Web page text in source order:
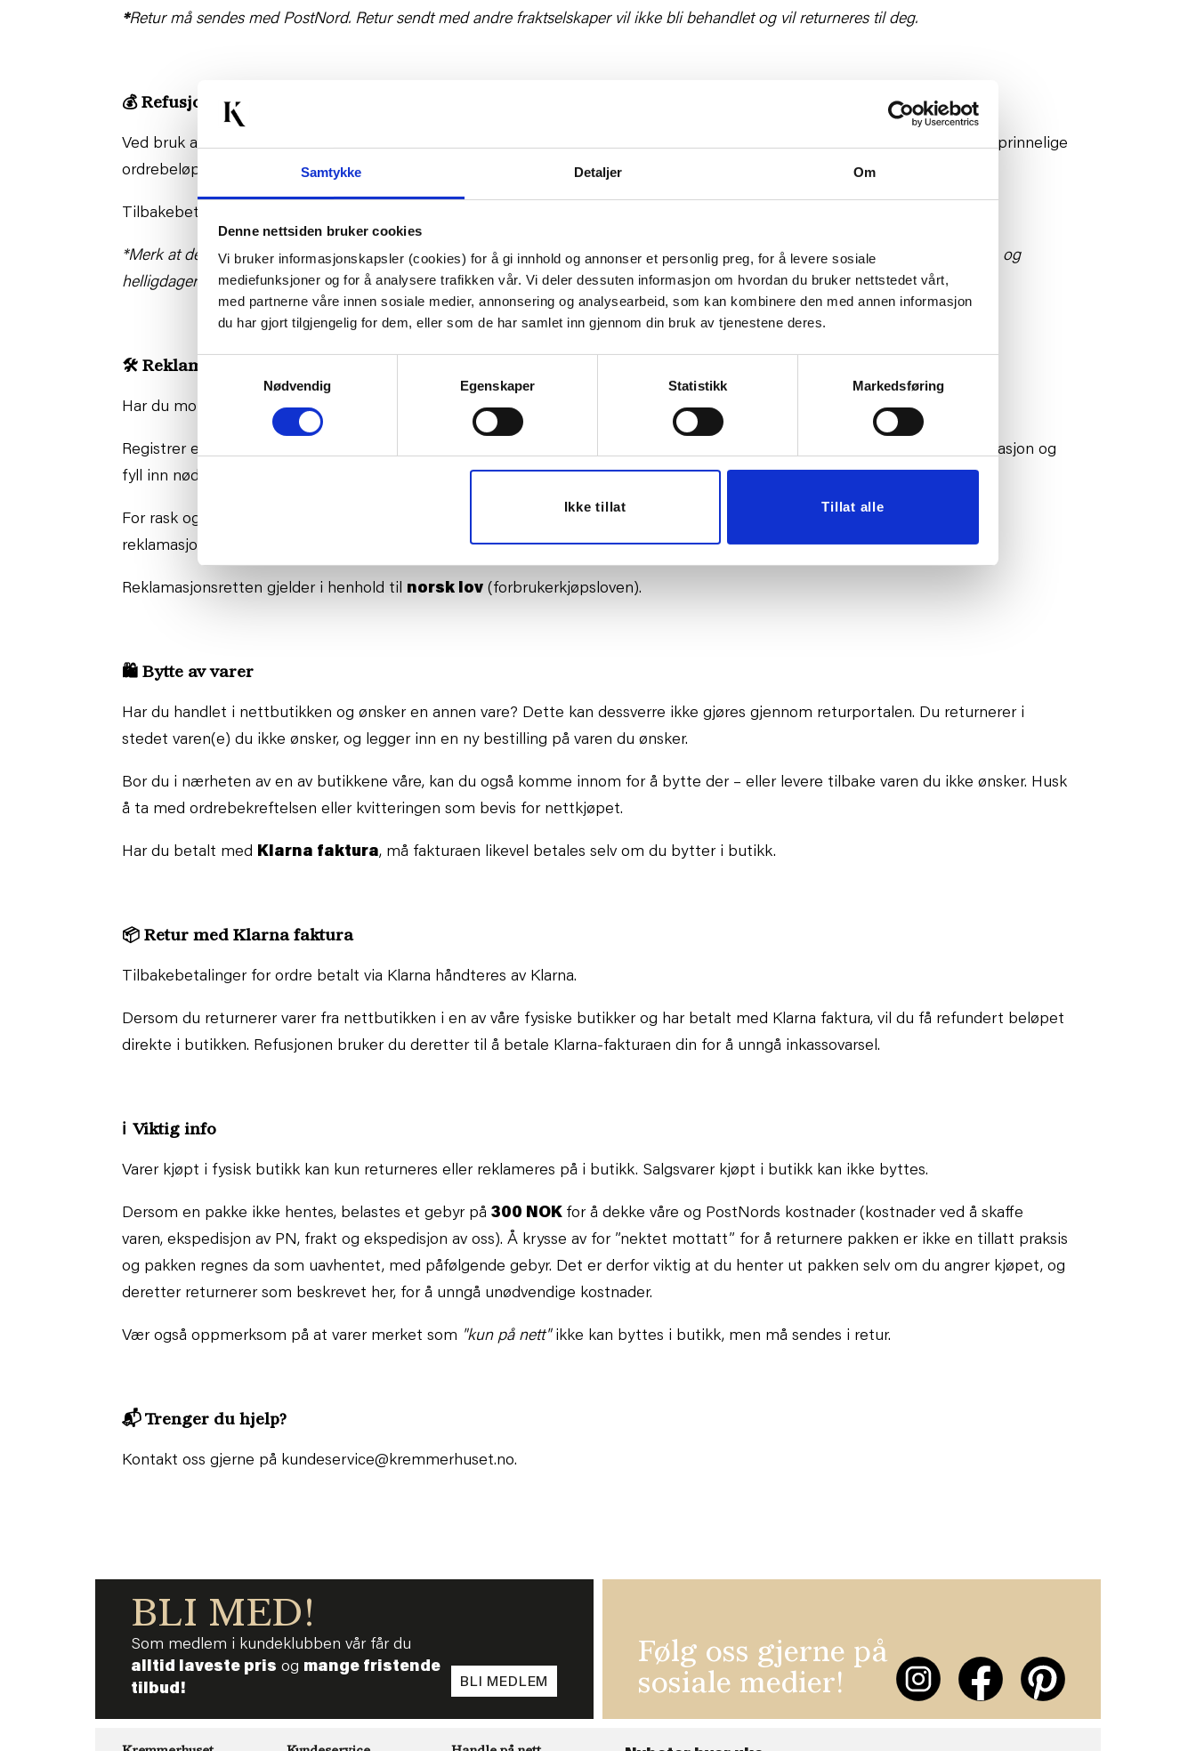
Samtykke Detaljer Om
Denne nettsiden bruker cookies
Vi bruker informasjonskapsler (cookies) for å gi innhold og annonser et personlig preg, for å levere sosiale
mediefunksjoner og for å analysere trafikken vår. Vi deler dessuten informasjon om hvordan du bruker nettstedet vårt,
med partnerne våre innen sosiale medier, annonsering og analysearbeid, som kan kombinere den med annen informasjon
du har gjort tilgjengelig for dem, eller som de har samlet inn gjennom din bruk av tjenestene deres.
Samtykkevalg
Nødvendig
Egenskaper Statistikk Markedsføring
Ikke tillat Tillat alle
*Retur må sendes med PostNord. Retur sendt med andre fraktselskaper vil ikke bli behandlet og vil returneres til deg.
💰Refusjon
Ved bruk av åpent kjøp har du 30 dager til å returnere varen. En frakt- og behandlingskostnad på 50 NOK trekkes fra det opprinnelige
ordrebeløpet.
Tilbakebetaling skjer via Vipps eller Klarna, normalt innen 1–4 virkedager* etter at returen er godkjent.
*Merk at det kan ta opptil 14 virkedager før pengene er synlige på kontoen din – dette avhenger av din bank og eventuelle helge- og
helligdager.
🛠 Reklamasjon
Har du mottatt en vare med feil eller skade?
Registrer en reklamasjon i returportalen så snart som mulig etter at du har mottatt bestillingen. Velg alternativet for reklamasjon og
fyll inn nødvendig informasjon.
For rask og presis behandling må du beskrive feilen så nøyaktig som mulig og legge ved bilde – dette er obligatorisk i alle
reklamasjonssaker.
Reklamasjonsretten gjelder i henhold til norsk lov (forbrukerkjøpsloven).
🛍️ Bytte av varer
Har du handlet i nettbutikken og ønsker en annen vare? Dette kan dessverre ikke gjøres gjennom returportalen. Du returnerer i
stedet varen(e) du ikke ønsker, og legger inn en ny bestilling på varen du ønsker.
Bor du i nærheten av en av butikkene våre, kan du også komme innom for å bytte der – eller levere tilbake varen du ikke ønsker. Husk
å ta med ordrebekreftelsen eller kvitteringen som bevis for nettkjøpet.
Har du betalt med Klarna faktura, må fakturaen likevel betales selv om du bytter i butikk.
📦 Retur med Klarna faktura
Tilbakebetalinger for ordre betalt via Klarna håndteres av Klarna.
Dersom du returnerer varer fra nettbutikken i en av våre fysiske butikker og har betalt med Klarna faktura, vil du få refundert beløpet
direkte i butikken. Refusjonen bruker du deretter til å betale Klarna-fakturaen din for å unngå inkassovarsel.
ℹ Viktig info
Varer kjøpt i fysisk butikk kan kun returneres eller reklameres på i butikk. Salgsvarer kjøpt i butikk kan ikke byttes.
Dersom en pakke ikke hentes, belastes et gebyr på 300 NOK for å dekke våre og PostNords kostnader (kostnader ved å skaffe
varen, ekspedisjon av PN, frakt og ekspedisjon av oss). Å krysse av for ”nektet mottatt” for å returnere pakken er ikke en tillatt praksis
og pakken regnes da som uavhentet, med påfølgende gebyr. Det er derfor viktig at du henter ut pakken selv om du angrer kjøpet, og
deretter returnerer som beskrevet her, for å unngå unødvendige kostnader.
Vær også oppmerksom på at varer merket som "kun på nett"ikke kan byttes i butikk, men må sendes i retur.
📬 Trenger du hjelp?
Kontakt oss gjerne på kundeservice@kremmerhuset.no.
BLI MED!
Som medlem i kundeklubben vår får du
alltid laveste pris og mange fristende
tilbud!
BLI MEDLEM
Følg oss gjerne på
sosiale medier!